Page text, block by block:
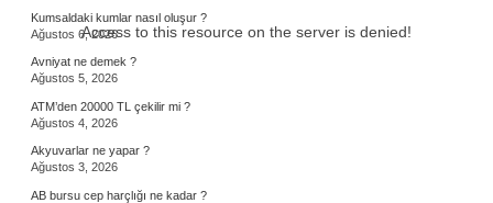
Kumsaldaki kumlar nasıl oluşur ?
Ağustos 6, 2026
Avniyat ne demek ?
Ağustos 5, 2026
ATM’den 20000 TL çekilir mi ?
Ağustos 4, 2026
Akyuvarlar ne yapar ?
Ağustos 3, 2026
AB bursu cep harçlığı ne kadar ?
Access to this resource on the server is denied!